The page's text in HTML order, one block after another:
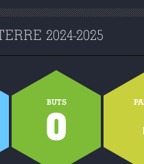
2024-2025
BUTS
0